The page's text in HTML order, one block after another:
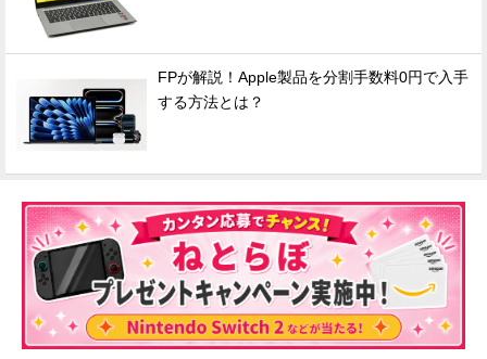
FPが解説！Apple製品を分割手数料0円で入手
する方法とは？